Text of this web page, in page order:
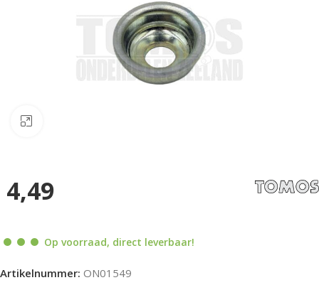
4,49
Op voorraad, direct leverbaar!
Artikelnummer: ON01549